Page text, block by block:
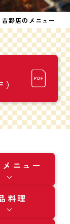
吉野店のメニュー
ニュー
料理